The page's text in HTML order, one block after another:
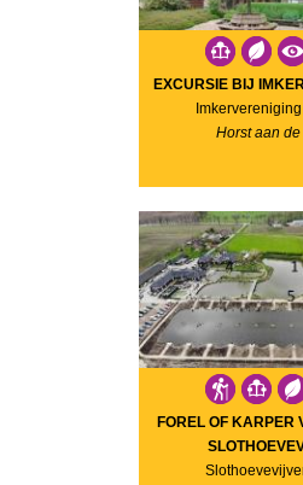
EXCURSIE BIJ
Horst aan
FOREL OF KARPER